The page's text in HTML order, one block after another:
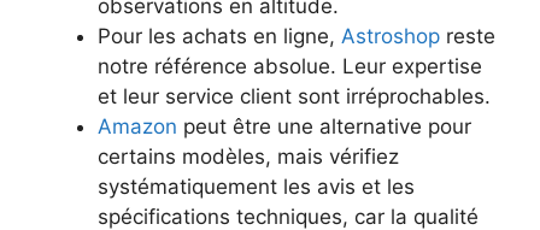
observations en altitude.
Pour les achats en ligne, Astroshop reste
notre référence absolue. Leur expertise
et leur service client sont irréprochables.
Amazon peut être une alternative pour
certains modèles, mais vérifiez
systématiquement les avis et les
spécifications techniques, car la qualité